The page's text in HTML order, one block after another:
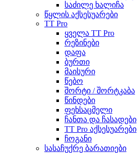
საძილე ხალიჩა
წყლის აქსესუარები
TT Pro
ყველა TT Pro
რეზინები
დაფა
ბურთი
მაისური
წებო
შორტი / შორტკაბა
წინდები
ფეხსაცმელი
ჩანთა და ჩასადები
TT Pro აქსესუარები
ჩოგანი
სასაჩუქრე ბარათიები